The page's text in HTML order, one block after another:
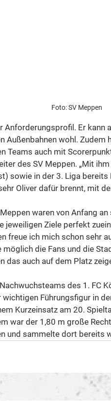
Foto: SV Meppen
Anforderungsprofil. Er
Außenbahnen wohl. Zudem
Teams auch mit
des SV Meppen. „Mit
sowie in der 3. Liga
Oliver dafür brennt, mit
waren von Anfang
jeweiligen Ziele perfekt
freue ich mich schon sehr
die Fans und die
das auch auf dem Platz
des 1. FC
wichtigen Führungsfigur in
Kurzeinsatz am 20.
war der 1,80 m große
und sammelte dort bereits